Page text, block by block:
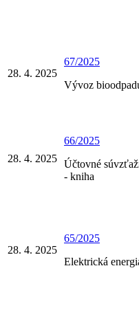
28. 4. 2025
67/2025
Vývoz
28. 4. 2025
66/2025
Účtovné
- kniha
28. 4. 2025
65/2025
Elektrická